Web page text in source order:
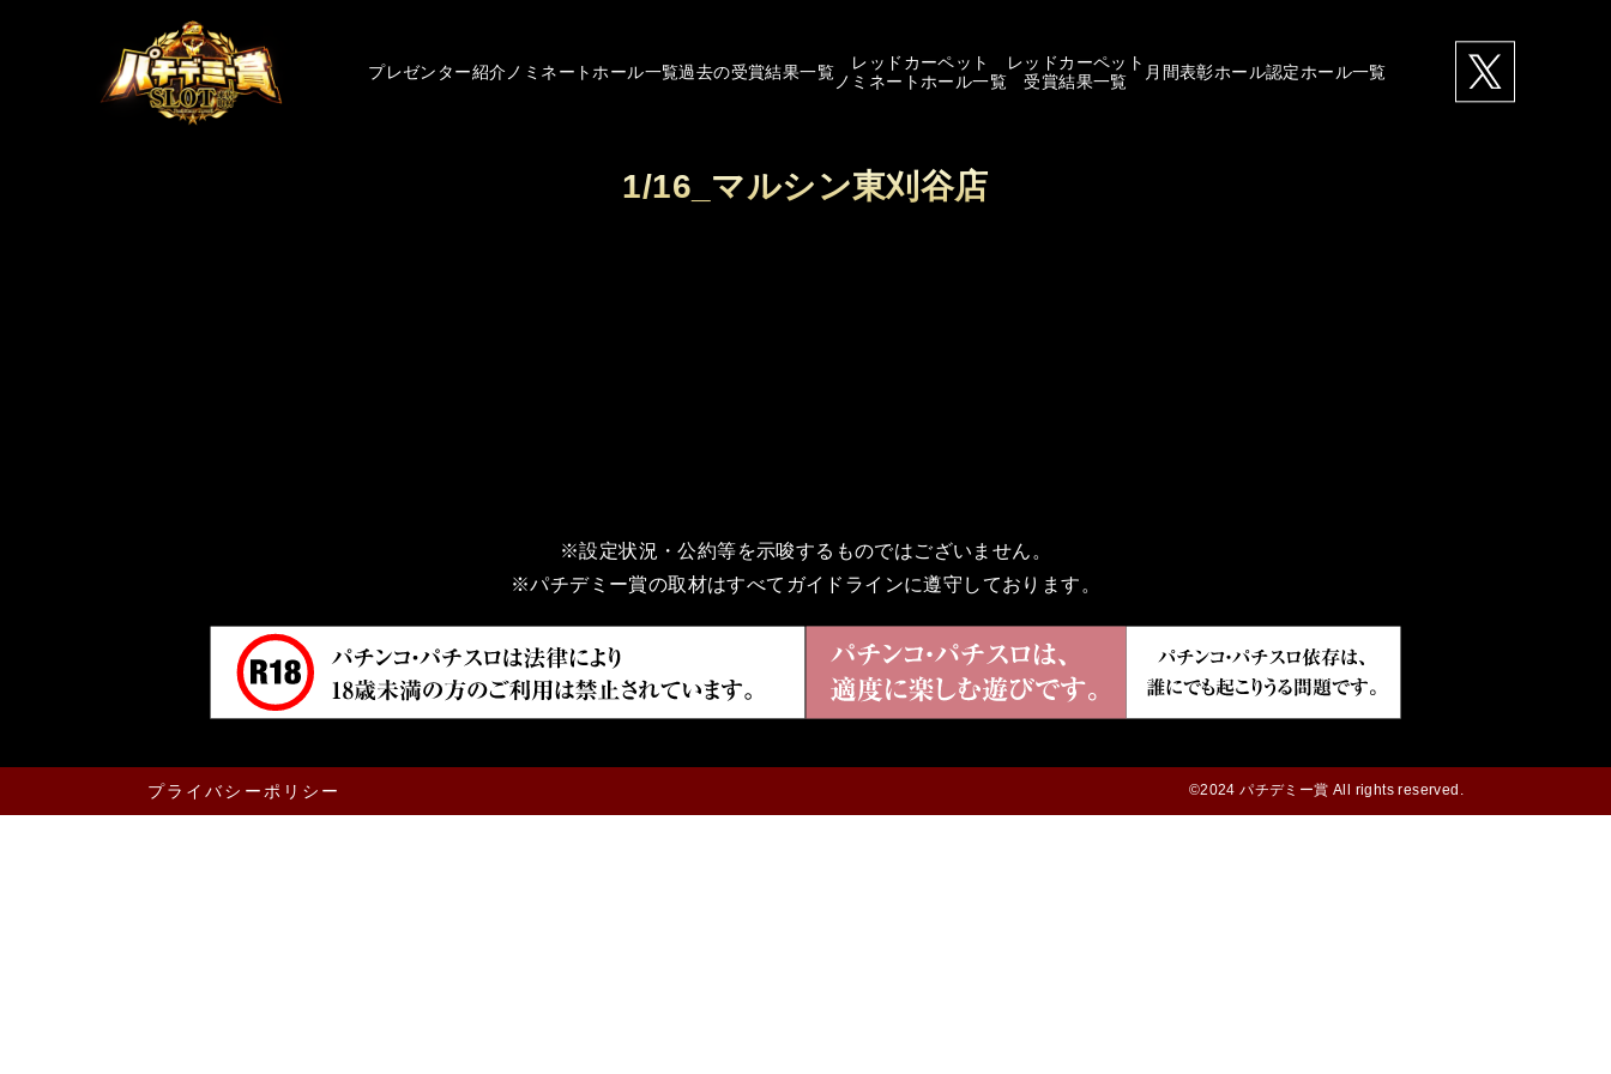
プレゼンター紹介 ノミネートホール一覧過去の受賞結果一覧
レッドカーペット
ノミネートホール一覧
レッドカーペット
受賞結果一覧
月間表彰ホール認定ホール一覧
1/16_マルシン東刈谷店
※設定状況・公約等を示唆するものではございません。
※パチデミー賞の取材はすべてガイドラインに遵守しております。
プライバシーポリシー ©2024 パチデミー賞 All rights reserved.